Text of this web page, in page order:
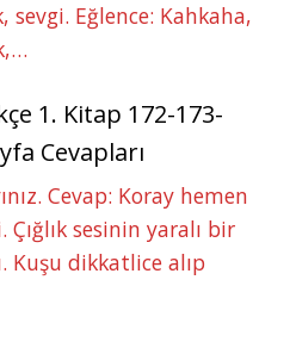
Eğlence: Kahkaha,
1. Kitap 172-173-
Cevapları
Cevap: Koray hemen
Çığlık sesinin yaralı bir
dikkatlice alıp